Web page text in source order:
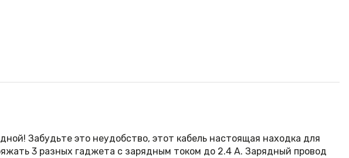
Забудьте это неудобство, этот кабель настоящая находка для
3 разных гаджета с зарядным током до 2.4 А. Зарядный провод